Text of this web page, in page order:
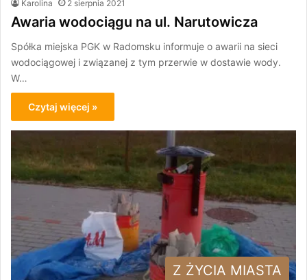
Karolina 2 sierpnia 2021
Awaria wodociągu na ul. Narutowicza
Spółka miejska PGK w Radomsku informuje o awarii na sieci
wodociągowej i związanej z tym przerwie w dostawie wody.
W…
Czytaj więcej »
Z ŻYCIA MIASTA